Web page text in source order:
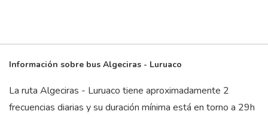
Información sobre bus Algeciras - Luruaco
La ruta Algeciras - Luruaco tiene aproximadamente 2
frecuencias diarias y su duración mínima está en torno a 29h